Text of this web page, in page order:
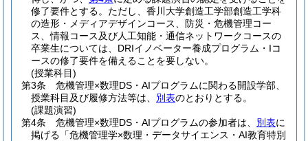
修了要件とする。 ただし、香川大学創造工学部創造工学科
の造形・メディアデザインコース、防災・危機管理コー
ス、情報コース及び人工知能・通信ネットワークコースの
卒業生については、DRIイノベーター養成プログラム・Iコ
ースの修了要件を備えることを要しない。
(授業科目)
第3条
危機管理×数理DS・AIプログラムに関わる開設学部、
授業科目及び履修方法等は、 別表のとおりとする。
(課題演習)
第4条
危機管理×数理DS・AIプログラムの参加者は、 別表に
掲げる「危機管理学×数理・データサイエンス・AI教育特別